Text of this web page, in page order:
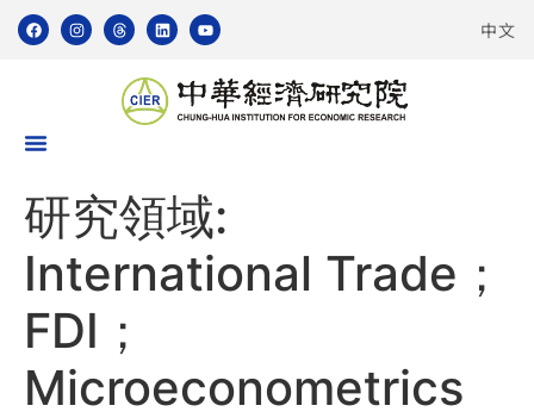
中文
研究領域:
International Trade；
FDI；
Microeconometrics